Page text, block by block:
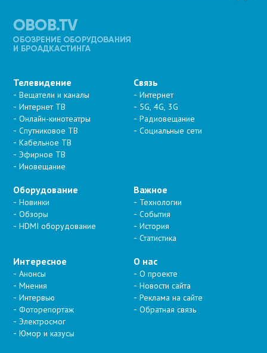
Телевидение
Вещатели и каналы
Интернет ТВ
Онлайн-кинотеатры
Спутниковое ТВ
Кабельное ТВ
Эфирное ТВ
Иновещание
Связь
Интернет
5G, 4G, 3G
Радиовещание
Социальные сети
Оборудование
Новинки
Обзоры
HDMI оборудование
Важное
Технологии
События
История
Статистика
Интересное
Анонсы
Мнения
Интервью
Фоторепортаж
Электросмог
Юмор и казусы
О нас
О проекте
Новости сайта
Реклама на сайте
Обратная связь